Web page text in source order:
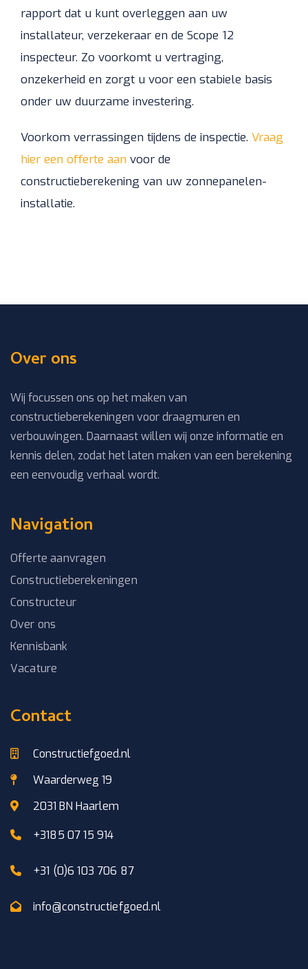
rapport dat u kunt overleggen aan uw
installateur, verzekeraar en de Scope 12
inspecteur. Zo voorkomt u vertraging,
onzekerheid en zorgt u voor een stabiele basis
onder uw duurzame investering.
Voorkom verrassingen tijdens de inspectie. Vraag
hier een offerte aan voor de
constructieberekening van uw zonnepanelen-
installatie.
Over ons
Wij focussen ons op het maken van
constructieberekeningen voor draagmuren en
verbouwingen. Daarnaast willen wij onze informatie en
kennis delen, zodat het laten maken van een berekening
een eenvoudig verhaal wordt.
Navigation
Offerte aanvragen
Constructieberekeningen
Constructeur
Over ons
Kennisbank
Vacature
Contact
Constructiefgoed.nl
Waarderweg 19
2031 BN Haarlem
+3185 07 15 914
+31 (0)6 103 706 87
info@constructiefgoed.nl